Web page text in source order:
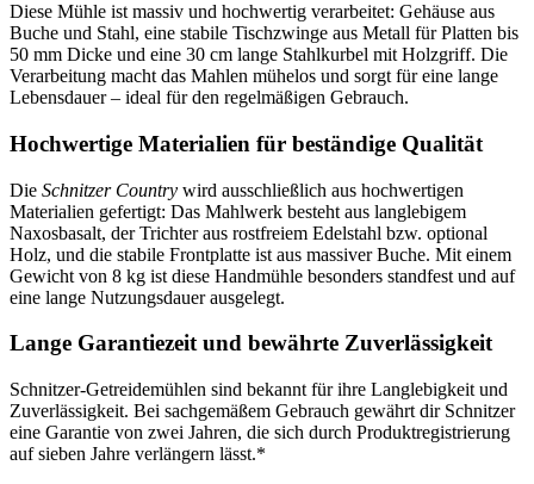
Diese Mühle ist massiv und hochwertig verarbeitet: Gehäuse aus
Buche und Stahl, eine stabile Tischzwinge aus Metall für Platten bis
50 mm Dicke und eine 30 cm lange Stahlkurbel mit Holzgriff. Die
Verarbeitung macht das Mahlen mühelos und sorgt für eine lange
Lebensdauer – ideal für den regelmäßigen Gebrauch.
Hochwertige Materialien für beständige Qualität
Die Schnitzer Country wird ausschließlich aus hochwertigen
Materialien gefertigt: Das Mahlwerk besteht aus langlebigem
Naxosbasalt, der Trichter aus rostfreiem Edelstahl bzw. optional
Holz, und die stabile Frontplatte ist aus massiver Buche. Mit einem
Gewicht von 8 kg ist diese Handmühle besonders standfest und auf
eine lange Nutzungsdauer ausgelegt.
Lange Garantiezeit und bewährte Zuverlässigkeit
Schnitzer-Getreidemühlen sind bekannt für ihre Langlebigkeit und
Zuverlässigkeit. Bei sachgemäßem Gebrauch gewährt dir Schnitzer
eine Garantie von zwei Jahren, die sich durch Produktregistrierung
auf sieben Jahre verlängern lässt.*